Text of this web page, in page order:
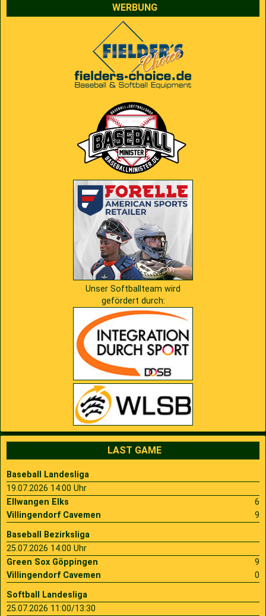
WERBUNG
Unser Softballteam wird
gefördert durch:
LAST GAME
Baseball Landesliga
19.07.2026 14:00 Uhr
Ellwangen Elks
6
Villingendorf Cavemen
9
Baseball Bezirksliga
25.07.2026 14:00 Uhr
Green Sox Göppingen
9
Villingendorf Cavemen
0
Softball Landesliga
25.07.2026 11:00/13:30